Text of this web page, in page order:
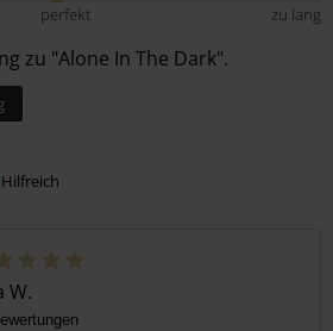
perfekt zu lang
zu "Alone In The Dark".
Hilfreich
W.